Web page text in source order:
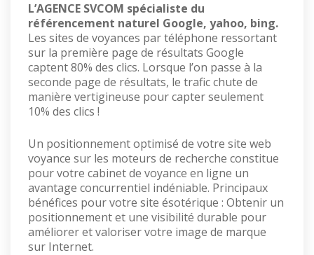
L’AGENCE SVCOM spécialiste du
référencement naturel Google, yahoo, bing.
Les sites de voyances par téléphone ressortant
sur la première page de résultats Google
captent 80% des clics. Lorsque l’on passe à la
seconde page de résultats, le trafic chute de
manière vertigineuse pour capter seulement
10% des clics !
Un positionnement optimisé de votre site web
voyance sur les moteurs de recherche constitue
pour votre cabinet de voyance en ligne un
avantage concurrentiel indéniable. Principaux
bénéfices pour votre site ésotérique : Obtenir un
positionnement et une visibilité durable pour
améliorer et valoriser votre image de marque
sur Internet.